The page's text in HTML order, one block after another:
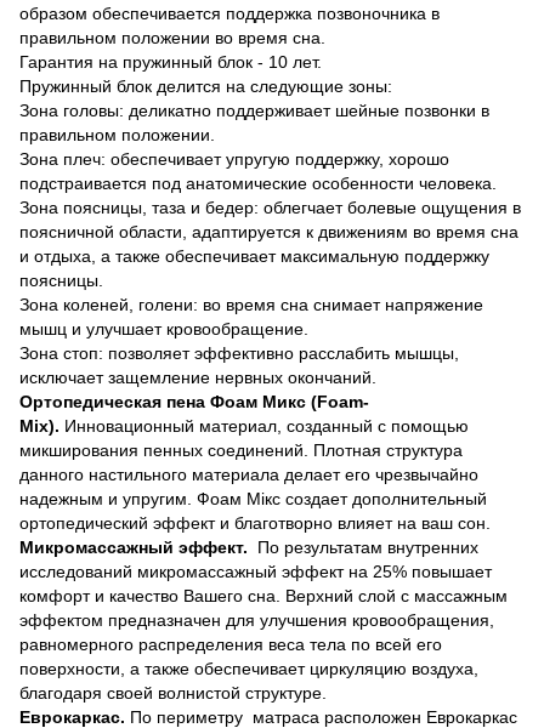
образом обеспечивается поддержка позвоночника в
правильном положении во время сна.
Гарантия на пружинный блок - 10 лет.
Пружинный блок делится на следующие зоны:
Зона головы: деликатно поддерживает шейные позвонки в
правильном положении.
Зона плеч: обеспечивает упругую поддержку, хорошо
подстраивается под анатомические особенности человека.
Зона поясницы, таза и бедер: облегчает болевые ощущения в
поясничной области, адаптируется к движениям во время сна
и отдыха, а также обеспечивает максимальную поддержку
поясницы.
Зона коленей, голени: во время сна снимает напряжение
мышц и улучшает кровообращение.
Зона стоп: позволяет эффективно расслабить мышцы,
исключает защемление нервных окончаний.
Ортопедическая пена Фоам Микс (Foam-
Мix). Инновационный материал, созданный с помощью
микширования пенных соединений. Плотная структура
данного настильного материала делает его чрезвычайно
надежным и упругим. Фоам Мікс создает дополнительный
ортопедический эффект и благотворно влияет на ваш сон.
Микромассажный эффект. По результатам внутренних
исследований микромассажный эффект на 25% повышает
комфорт и качество Вашего сна. Верхний слой с массажным
эффектом предназначен для улучшения кровообращения,
равномерного распределения веса тела по всей его
поверхности, а также обеспечивает циркуляцию воздуха,
благодаря своей волнистой структуре.
Еврокаркас. По периметру матраса расположен Еврокаркас